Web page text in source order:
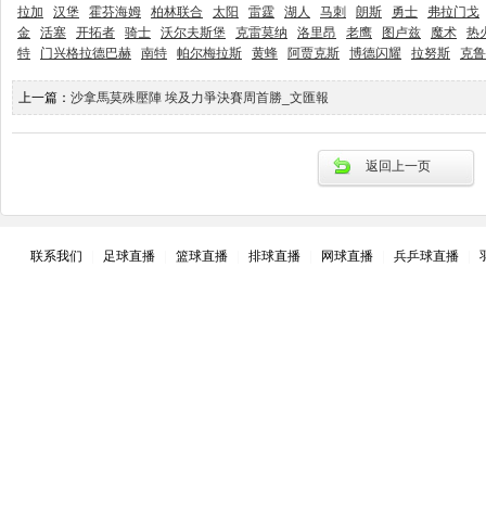
拉加
汉堡 霍芬海姆 柏林联合 太阳 雷霆 湖人 马刺 朗斯 勇士
弗拉门戈
金
活塞 开拓者 骑士 沃尔夫斯堡 克雷莫纳 洛里昂 老鹰 图卢兹 魔术
热
特
门兴格拉德巴赫 南特 帕尔梅拉斯 黄蜂 阿贾克斯 博德闪耀 拉努斯 克
上一篇： 沙拿馬莫殊壓陣 埃及力爭決賽周首勝_文匯報
返回上一页
联系我们 足球直播 篮球直播 排球直播 网球直播 兵乒球直播